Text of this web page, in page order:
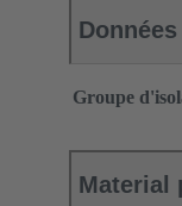
Groupe
Material